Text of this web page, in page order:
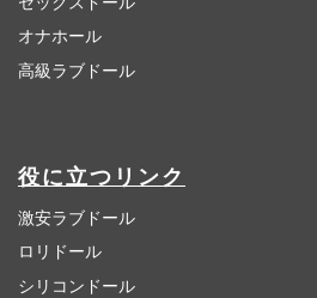
オナホール
高級ラブドール
役に立つリンク
激安ラブドール
ロリドール
シリコンドール